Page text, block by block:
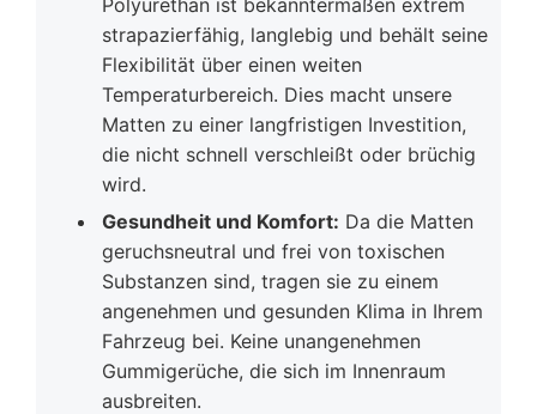
strapazierfähig, langlebig und behält seine
Flexibilität über einen weiten
Temperaturbereich. Dies macht unsere
Matten zu einer langfristigen Investition,
die nicht schnell verschleißt oder brüchig
wird.
Gesundheit und Komfort: Da die Matten
geruchsneutral und frei von toxischen
Substanzen sind, tragen sie zu einem
angenehmen und gesunden Klima in Ihrem
Fahrzeug bei. Keine unangenehmen
Gummigerüche, die sich im Innenraum
ausbreiten.